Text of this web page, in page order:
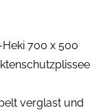
Heki 700 x 500
verglast und